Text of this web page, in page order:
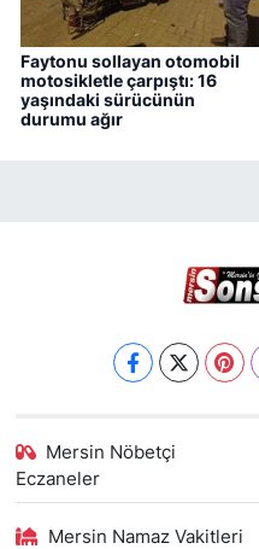
Faytonu sollayan otomobil
motosikletle çarpıştı: 16
yaşındaki sürücünün
durumu ağır
Mersin Nöbetçi
Eczaneler
Mersin Namaz Vakitleri